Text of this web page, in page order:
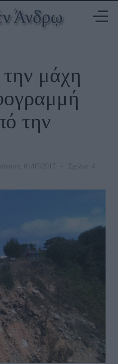
μάχη
την
01/05/2017 Σχόλια: 4